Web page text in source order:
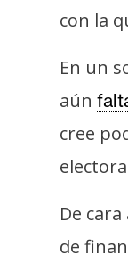
o
P
u
l
i
i
d
con la
En un
aún
cree
De
de